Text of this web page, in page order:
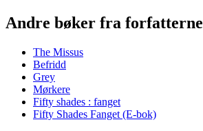
Andre bøker fra forfatterne
The Missus
Befridd
Grey
Mørkere
Fifty shades : fanget
Fifty Shades Fanget (E-bok)